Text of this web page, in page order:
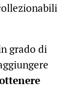
grado di